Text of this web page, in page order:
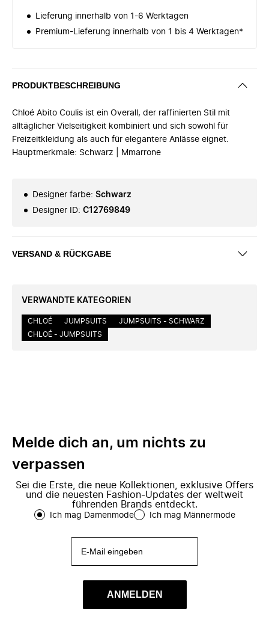
Lieferung innerhalb von 1-6 Werktagen
Premium-Lieferung innerhalb von 1 bis 4 Werktagen*
PRODUKTBESCHREIBUNG
Chloé Abito Coulis ist ein Overall, der raffinierten Stil mit
alltäglicher Vielseitigkeit kombiniert und sich sowohl für
Freizeitkleidung als auch für elegantere Anlässe eignet.
Hauptmerkmale: Schwarz | Mmarrone
Designer farbe: Schwarz
Designer ID: C12769849
VERSAND & RÜCKGABE
VERWANDTE KATEGORIEN
CHLOÉ JUMPSUITS
JUMPSUITS - SCHWARZ
CHLOÉ - JUMPSUITS
Melde dich an, um nichts zu
verpassen
Sei die Erste, die neue Kollektionen, exklusive Offers
und die neuesten Fashion-Updates der weltweit
führenden Brands entdeckt.
Ich mag Damenmode Ich mag Männermode
ANMELDEN